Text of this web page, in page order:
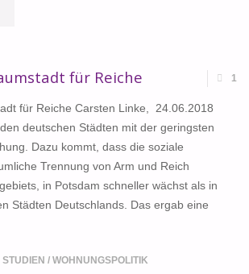
für Reiche 1
für Reiche Carsten Linke, 24.06.2018
deutschen Städten mit der geringsten
Dazu kommt, dass die soziale
Trennung von Arm und Reich
in Potsdam schneller wächst als in
Städten Deutschlands. Das ergab eine
STUDIEN / WOHNUNGSPOLITIK